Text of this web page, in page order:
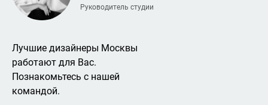
Руководитель студии
Лучшие дизайнеры Москвы
работают для Вас.
Познакомьтесь с нашей
командой.